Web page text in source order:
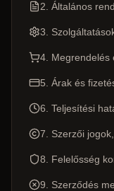
2. Általános
3.
4. Megrendelés
5. Árak és
6. Teljesítési
7. Szerzői
8. Felelősség
9. Szerződés